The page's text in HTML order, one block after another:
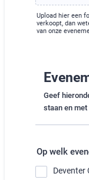
Upload hier een
verkoopt, dan
van onze
Geef
staan en
Op welk
Deventer